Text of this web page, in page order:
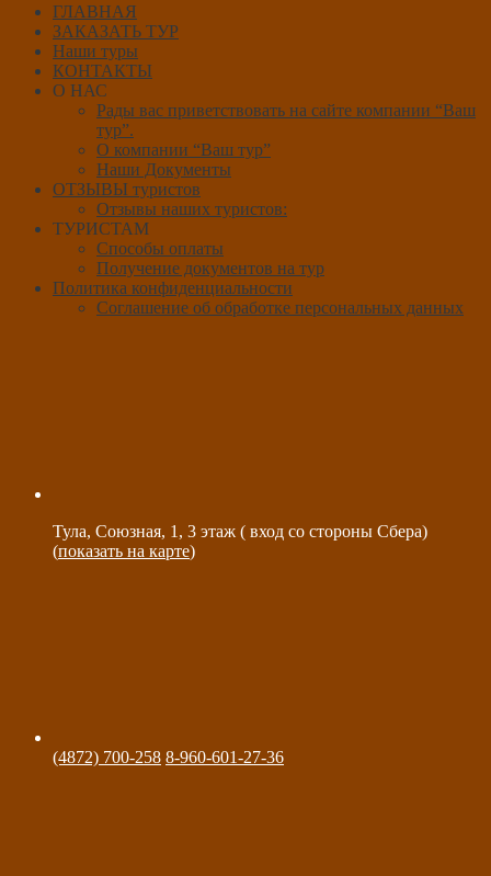
ГЛАВНАЯ
ЗАКАЗАТЬ ТУР
Наши туры
КОНТАКТЫ
О НАС
Рады вас приветствовать на сайте компании “Ваш
тур”.
О компании “Ваш тур”
Наши Документы
ОТЗЫВЫ туристов
Отзывы наших туристов:
ТУРИСТАМ
Способы оплаты
Получение документов на тур
Политика конфиденциальности
Соглашение об обработке персональных данных
Тула, Союзная, 1, 3 этаж ( вход со стороны Сбера)
(показать на карте)
(4872) 700-258 8-960-601-27-36